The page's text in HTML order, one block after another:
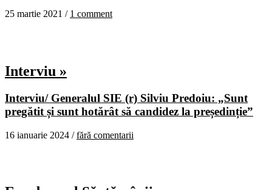
25 martie 2021 / 1 comment
Interviu »
Interviu/ Generalul SIE (r) Silviu Predoiu: „Sunt
pregătit și sunt hotărât să candidez la președinție”
16 ianuarie 2024 /fără comentarii